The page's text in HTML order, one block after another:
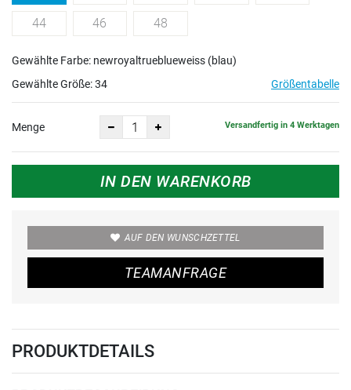
44 46 48
Gewählte Farbe: newroyaltrueblueweiss (blau)
Gewählte Größe:34 Größentabelle
Menge Versandfertig in 4 Werktagen
IN DEN WARENKORB
AUF DEN WUNSCHZETTEL
TEAMANFRAGE
PRODUKTDETAILS